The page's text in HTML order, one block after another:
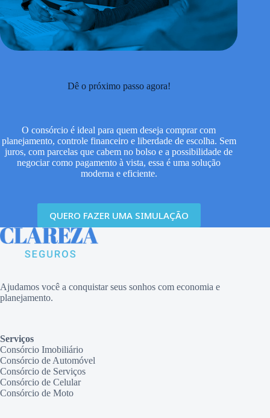
Dê o próximo passo agora!
O consórcio é ideal para quem deseja comprar com
planejamento, controle financeiro e liberdade de escolha. Sem
juros, com parcelas que cabem no bolso e a possibilidade de
negociar como pagamento à vista, essa é uma solução
moderna e eficiente.
QUERO FAZER UMA SIMULAÇÃO
Ajudamos você a conquistar seus sonhos com economia e
planejamento.
Serviços
Consórcio Imobiliário
Consórcio de Automóvel
Consórcio de Serviços
Consórcio de Celular
Consórcio de Moto